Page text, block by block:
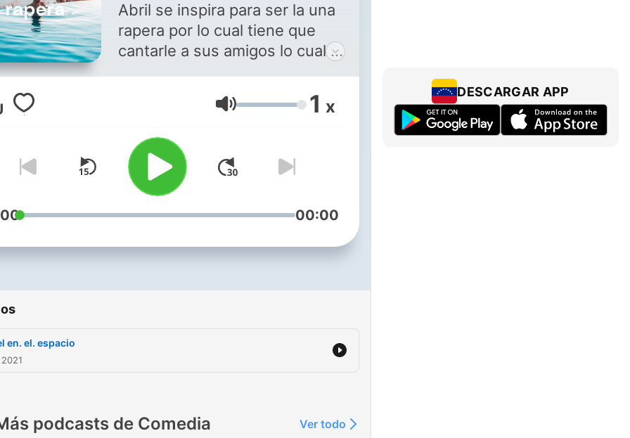
Abril se inspira para ser la una
rapera por lo cual tiene que
cantarle a sus amigos lo cual le
y tendrá que superar su pena
porque si no como podrá
Volumen 1 x
00:00
en. el. espacio
podcasts de Comedia Ver todo
DESCARGAR APP